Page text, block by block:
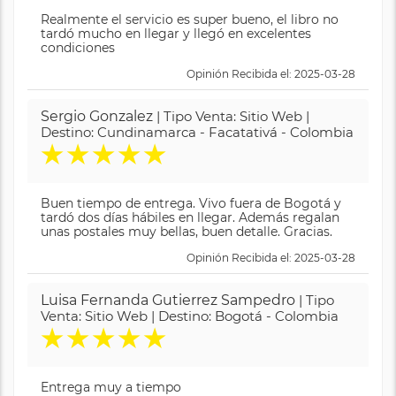
Realmente el servicio es super bueno, el libro no
tardó mucho en llegar y llegó en excelentes
condiciones
Opinión Recibida el: 2025-03-28
Sergio Gonzalez | Tipo Venta: Sitio Web |
Destino: Cundinamarca - Facatativá - Colombia
★★★★★
Buen tiempo de entrega. Vivo fuera de Bogotá y
tardó dos días hábiles en llegar. Además regalan
unas postales muy bellas, buen detalle. Gracias.
Opinión Recibida el: 2025-03-28
Luisa Fernanda Gutierrez Sampedro | Tipo
Venta: Sitio Web | Destino: Bogotá - Colombia
★★★★★
Entrega muy a tiempo